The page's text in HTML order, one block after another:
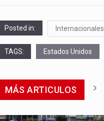
Posted in: Internacionales
TAGS: Estados Unidos
MÁS ARTICULOS